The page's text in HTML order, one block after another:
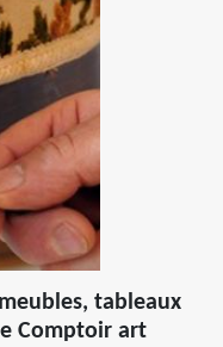
tableaux
Comptoir art